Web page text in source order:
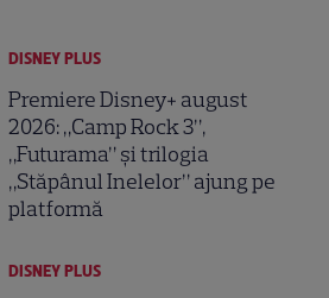
DISNEY PLUS
Premiere Disney+ august
2026: „Camp Rock 3”,
„Futurama” și trilogia
„Stăpânul Inelelor” ajung pe
platformă
DISNEY PLUS